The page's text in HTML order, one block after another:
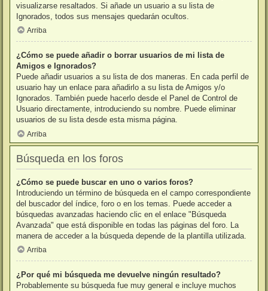
visualizarse resaltados. Si añade un usuario a su lista de
Ignorados, todos sus mensajes quedarán ocultos.
Arriba
¿Cómo se puede añadir o borrar usuarios de mi lista de
Amigos e Ignorados?
Puede añadir usuarios a su lista de dos maneras. En cada perfil de
usuario hay un enlace para añadirlo a su lista de Amigos y/o
Ignorados. También puede hacerlo desde el Panel de Control de
Usuario directamente, introduciendo su nombre. Puede eliminar
usuarios de su lista desde esta misma página.
Arriba
Búsqueda en los foros
¿Cómo se puede buscar en uno o varios foros?
Introduciendo un término de búsqueda en el campo correspondiente
del buscador del índice, foro o en los temas. Puede acceder a
búsquedas avanzadas haciendo clic en el enlace "Búsqueda
Avanzada" que está disponible en todas las páginas del foro. La
manera de acceder a la búsqueda depende de la plantilla utilizada.
Arriba
¿Por qué mi búsqueda me devuelve ningún resultado?
Probablemente su búsqueda fue muy general e incluye muchos